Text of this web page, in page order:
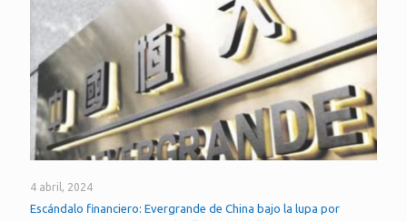
4 abril, 2024
Escándalo financiero: Evergrande de China bajo la lupa por